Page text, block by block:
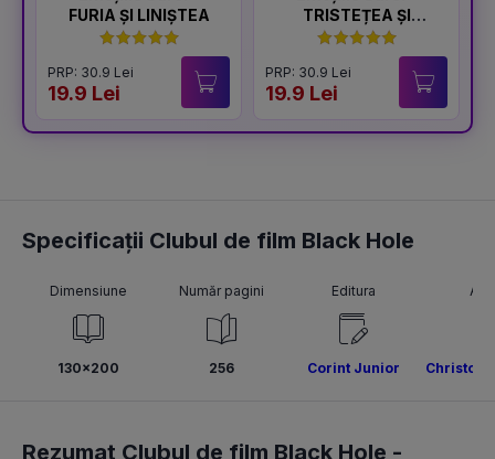
FURIA ȘI LINIȘTEA
PRP: 30.9 Lei
19.9 Lei
TRISTEȚEA ȘI
BUCURIA
PRP: 30.9 Lei
19.9 Lei
Specificații Clubul de film Black Hole
Dimensiune
130x200
Număr pagini
256
Editura
Corint Junior
Rezumat Clubul de film Black Hole -